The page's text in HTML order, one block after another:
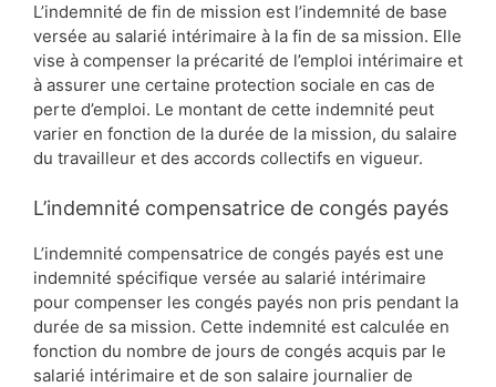
L’indemnité de fin de mission est l’indemnité de base
versée au salarié intérimaire à la fin de sa mission. Elle
vise à compenser la précarité de l’emploi intérimaire et
à assurer une certaine protection sociale en cas de
perte d’emploi. Le montant de cette indemnité peut
varier en fonction de la durée de la mission, du salaire
du travailleur et des accords collectifs en vigueur.
L’indemnité compensatrice de congés payés
L’indemnité compensatrice de congés payés est une
indemnité spécifique versée au salarié intérimaire
pour compenser les congés payés non pris pendant la
durée de sa mission. Cette indemnité est calculée en
fonction du nombre de jours de congés acquis par le
salarié intérimaire et de son salaire journalier de